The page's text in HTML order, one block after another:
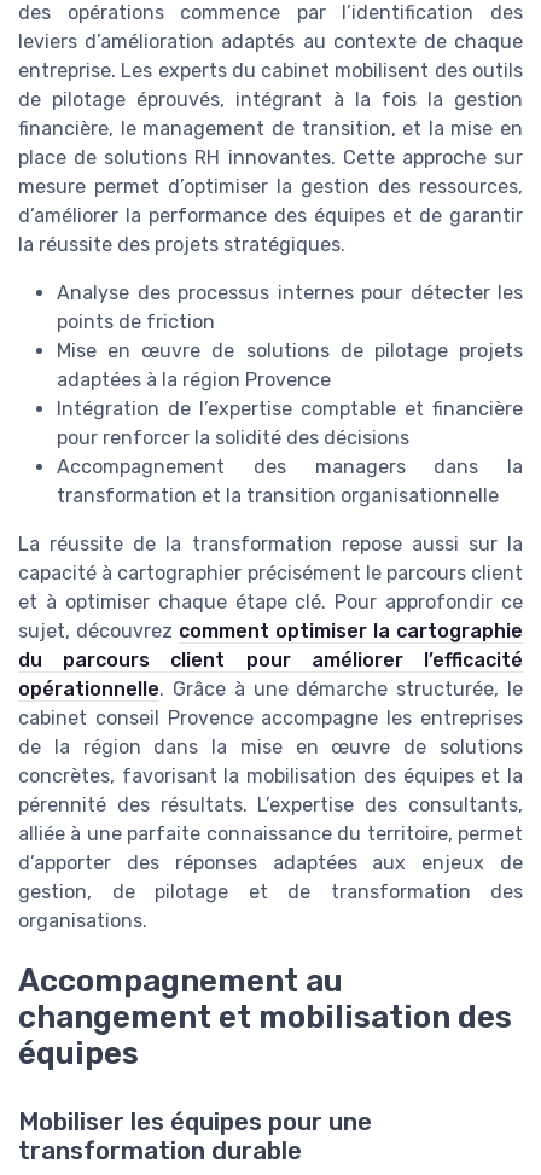
des opérations commence par l’identification des
leviers d’amélioration adaptés au contexte de chaque
entreprise. Les experts du cabinet mobilisent des outils
de pilotage éprouvés, intégrant à la fois la gestion
financière, le management de transition, et la mise en
place de solutions RH innovantes. Cette approche sur
mesure permet d’optimiser la gestion des ressources,
d’améliorer la performance des équipes et de garantir
la réussite des projets stratégiques.
Analyse des processus internes pour détecter les
points de friction
Mise en œuvre de solutions de pilotage projets
adaptées à la région Provence
Intégration de l’expertise comptable et financière
pour renforcer la solidité des décisions
Accompagnement des managers dans la
transformation et la transition organisationnelle
La réussite de la transformation repose aussi sur la
capacité à cartographier précisément le parcours client
et à optimiser chaque étape clé. Pour approfondir ce
sujet, découvrez comment optimiser la cartographie
du parcours client pour améliorer l’efficacité
opérationnelle. Grâce à une démarche structurée, le
cabinet conseil Provence accompagne les entreprises
de la région dans la mise en œuvre de solutions
concrètes, favorisant la mobilisation des équipes et la
pérennité des résultats. L’expertise des consultants,
alliée à une parfaite connaissance du territoire, permet
d’apporter des réponses adaptées aux enjeux de
gestion, de pilotage et de transformation des
organisations.
Accompagnement au
changement et mobilisation des
équipes
Mobiliser les équipes pour une
transformation durable